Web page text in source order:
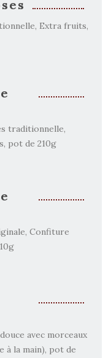
Extra fruits,
traditionnelle,
pot de 210g
Confiture
avec morceaux
à la main), pot de